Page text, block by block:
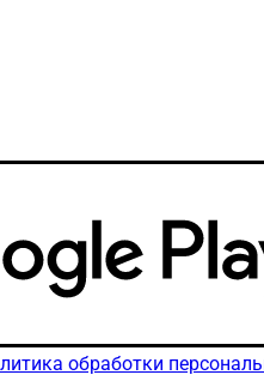
обработки